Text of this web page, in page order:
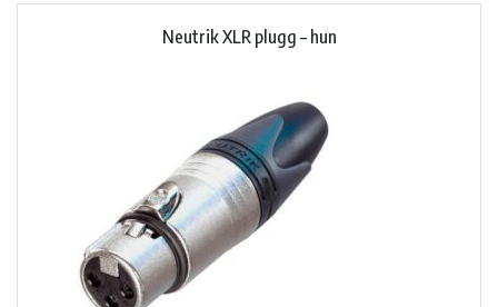
Neutrik XLR plugg – hun